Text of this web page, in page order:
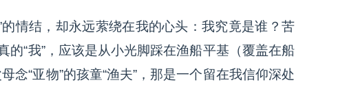
情结，却永远萦绕在我的心头：我究竟是谁？苦
的“我”，应该是从小光脚踩在渔船平基（覆盖在船
念“亚物”的孩童“渔夫”，那是一个留在我信仰深处